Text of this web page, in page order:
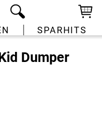
SPARHITS
Dumper